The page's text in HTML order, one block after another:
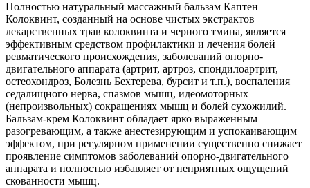
Полностью натуральный массажный бальзам Каптен
Колоквинт, созданный на основе чистых экстрактов
лекарственных трав колоквинта и черного тмина, является
эффективным средством профилактики и лечения болей
ревматического происхождения, заболеваний опорно-
двигательного аппарата (артрит, артроз, спондилоартрит,
остеохондроз, Болезнь Бехтерева, бурсит и т.п.), воспаления
седалищного нерва, спазмов мышц, идеомоторных
(непроизвольных) сокращениях мышц и болей сухожилий.
Бальзам-крем Колоквинт обладает ярко выраженным
разогревающим, а также анестезирующим и успокаивающим
эффектом, при регулярном применении существенно снижает
проявление симптомов заболеваний опорно-двигательного
аппарата и полностью избавляет от неприятных ощущений
скованности мышц.